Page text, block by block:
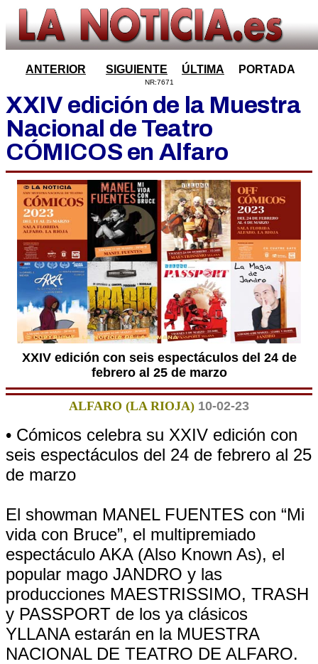
ANTERIOR SIGUIENTE ÚLTIMA PORTADA
NR:7671
XXIV edición de la Muestra
Nacional de Teatro
CÓMICOS en Alfaro
XXIV edición con seis espectáculos del 24 de
febrero al 25 de marzo
ALFARO (LA RIOJA) 10-02-23
• Cómicos celebra su XXIV edición con
seis espectáculos del 24 de febrero al 25
de marzo
El showman MANEL FUENTES con “Mi
vida con Bruce”, el multipremiado
espectáculo AKA (Also Known As), el
popular mago JANDRO y las
producciones MAESTRISSIMO, TRASH
y PASSPORT de los ya clásicos
YLLANA estarán en la MUESTRA
NACIONAL DE TEATRO DE ALFARO.